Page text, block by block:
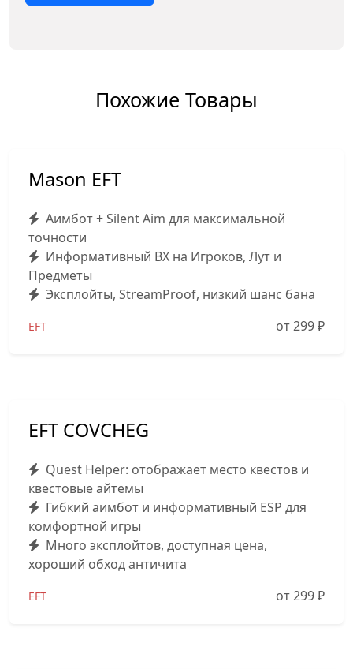
Похожие Товары
Mason EFT
Аимбот + Silent Aim для максимальной
точности
Информативный ВХ на Игроков, Лут и
Предметы
Эксплойты, StreamProof, низкий шанс бана
EFT от 299₽
EFT COVCHEG
Quest Helper: отображает место квестов и
квестовые айтемы
Гибкий аимбот и информативный ESP для
комфортной игры
Много эксплойтов, доступная цена,
хороший обход античита
EFT от 299₽